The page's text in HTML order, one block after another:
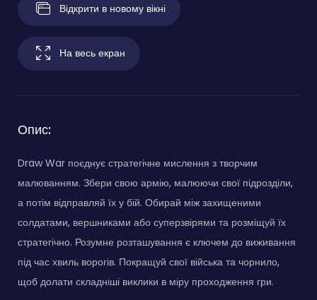
Відкрити в новому вікні
На весь екран
Опис:
Draw War поєднує стратегічне мислення з творчим
малюванням. Збери свою армію, малюючи свої підрозділи,
а потім відправляй їх у бій. Обирай між захищеними
солдатами, вершниками або суперзвірями та розміщуй їх
стратегічно. Розумне розташування є ключем до виживання
під час хвиль ворогів. Покращуй свої війська та чорнило,
щоб долати складніші виклики в міру проходження гри.